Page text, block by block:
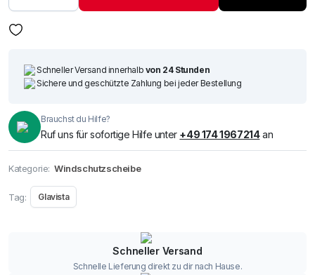
(9 cm) Menge
Schneller Versand innerhalb von 24 Stunden
Sichere und geschützte Zahlung bei jeder Bestellung
Brauchst du Hilfe?
Ruf uns für sofortige Hilfe unter +49 174 1967214an
Kategorie: Windschutzscheibe
Tag: Glavista
Schneller Versand
Schnelle Lieferung direkt zu dir nach Hause.